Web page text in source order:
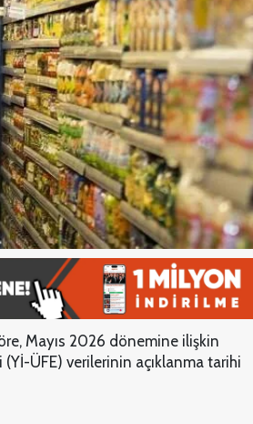
Mayıs 2026 dönemine ilişkin
ÜFE) verilerinin açıklanma tarihi